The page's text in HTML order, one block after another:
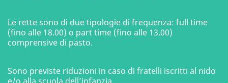
Le rette sono di due tipologie di frequenza: full time
(fino alle 18.00) o part time (fino alle 13.00)
comprensive di pasto.
Sono previste riduzioni in caso di fratelli iscritti al nido